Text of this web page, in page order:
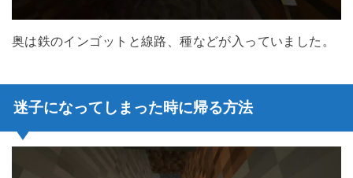
奥は鉄のインゴットと線路、種などが入っていました。
迷子になってしまった時に帰る方法